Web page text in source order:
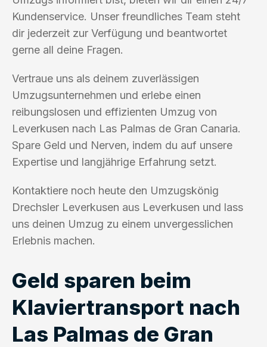
Kundenservice. Unser freundliches Team steht
dir jederzeit zur Verfügung und beantwortet
gerne all deine Fragen.
Vertraue uns als deinem zuverlässigen
Umzugsunternehmen und erlebe einen
reibungslosen und effizienten Umzug von
Leverkusen nach Las Palmas de Gran Canaria.
Spare Geld und Nerven, indem du auf unsere
Expertise und langjährige Erfahrung setzt.
Kontaktiere noch heute den Umzugskönig
Drechsler Leverkusen aus Leverkusen und lass
uns deinen Umzug zu einem unvergesslichen
Erlebnis machen.
Geld sparen beim
Klaviertransport nach
Las Palmas de Gran